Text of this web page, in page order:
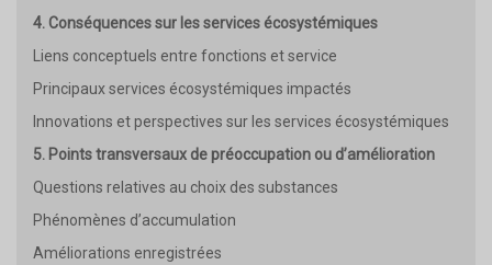
4. Conséquences sur les services écosystémiques
Liens conceptuels entre fonctions et service
Principaux services écosystémiques impactés
Innovations et perspectives sur les services écosystémiques
5. Points transversaux de préoccupation ou d’amélioration
Questions relatives au choix des substances
Phénomènes d’accumulation
Améliorations enregistrées